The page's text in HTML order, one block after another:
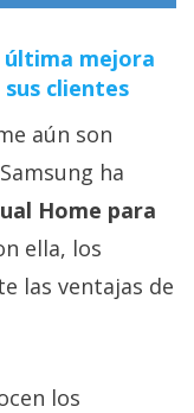
última mejora
clientes
aún son
ha
Home para
ella, los
las ventajas de
los